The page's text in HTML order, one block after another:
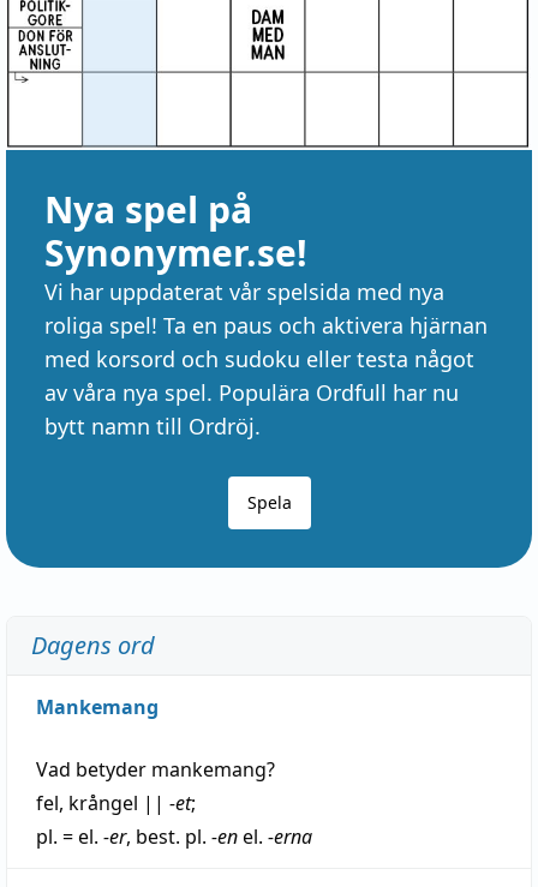
Nya spel på
Synonymer.se!
Vi har uppdaterat vår spelsida med nya
roliga spel! Ta en paus och aktivera hjärnan
med korsord och sudoku eller testa något
av våra nya spel. Populära Ordfull har nu
bytt namn till Ordröj.
Spela
Dagens ord
Mankemang
Vad betyder mankemang?
fel, krångel || -et;
pl. = el. -er, best. pl. -enel. -erna